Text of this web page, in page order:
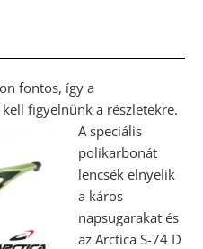
fontos, így a
figyelnünk a részletekre.
A speciális
polikarbonát
lencsék elnyelik
a káros
napsugarakat és
az Arctica S-74 D